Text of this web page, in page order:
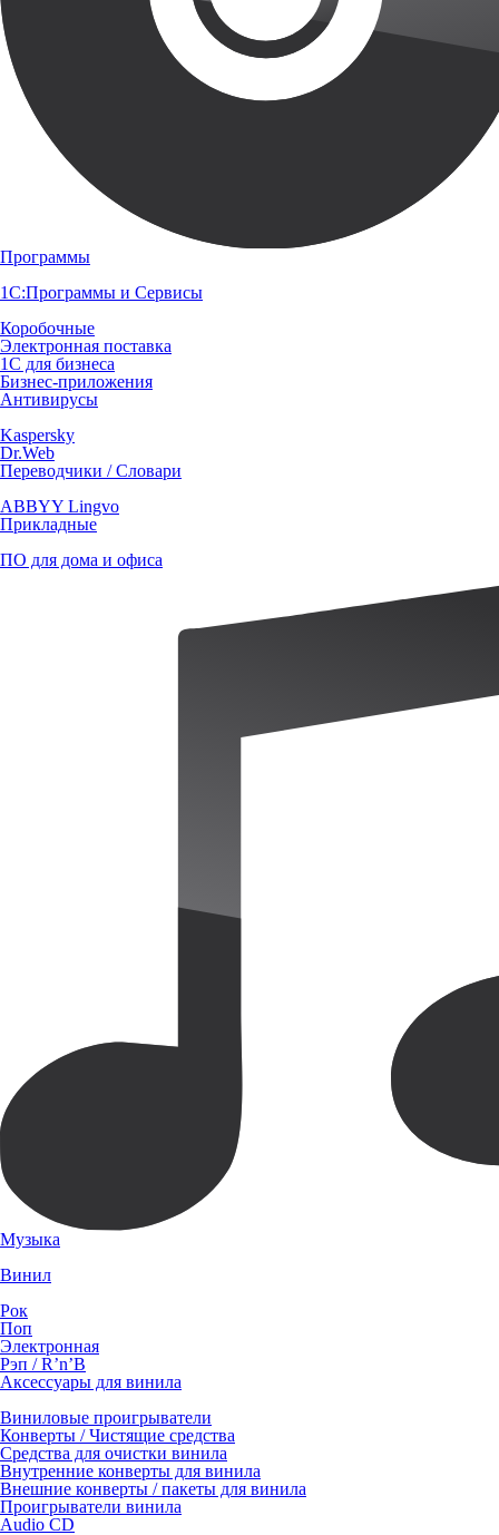
Программы
1С:Программы и Сервисы
Коробочные
Электронная поставка
1С для бизнеса
Бизнес-приложения
Антивирусы
Kaspersky
Dr.Web
Переводчики / Словари
ABBYY Lingvo
Прикладные
ПО для дома и офиса
Музыка
Винил
Рок
Поп
Электронная
Рэп / R’n’B
Аксессуары для винила
Виниловые проигрыватели
Конверты / Чистящие средства
Средства для очистки винила
Внутренние конверты для винила
Внешние конверты / пакеты для винила
Проигрыватели винила
Audio CD